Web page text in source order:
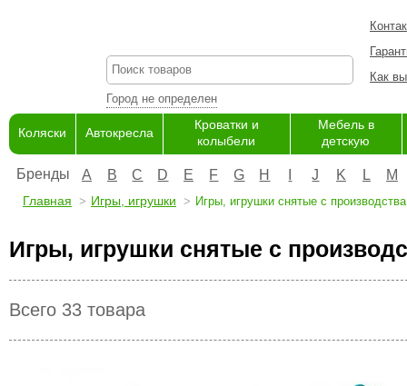
Город не определен
Как
Коляски Автокресла
Кроватки и
колыбели
Мебель в
детскую
Бренды A B C D E F G H J K L M
Главная Игры, игрушки Игры, игрушки снятые с производства
Игры, игрушки снятые с
Всего 33 товара